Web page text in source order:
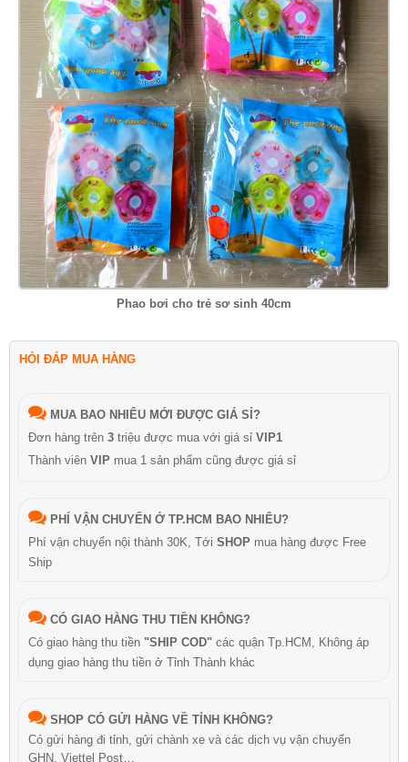
Phao bơi cho trẻ sơ sinh 40cm
HỎI ĐÁP MUA HÀNG
MUA BAO NHIÊU MỚI ĐƯỢC GIÁ SỈ?
Đơn hàng trên 3 triệu được mua với giá sỉ VIP1
Thành viên VIP mua 1 sản phẩm cũng được giá sỉ
PHÍ VẬN CHUYỂN Ở TP.HCM BAO NHIÊU?
Phí vận chuyển nội thành 30K, Tới SHOP mua hàng được Free
Ship
CÓ GIAO HÀNG THU TIỀN KHÔNG?
Có giao hàng thu tiền "SHIP COD" các quận Tp.HCM, Không áp
dụng giao hàng thu tiền ở Tỉnh Thành khác
SHOP CÓ GỬI HÀNG VỀ TỈNH KHÔNG?
Có gửi hàng đi tỉnh, gửi chành xe và các dịch vụ vận chuyển
GHN, Viettel Post…